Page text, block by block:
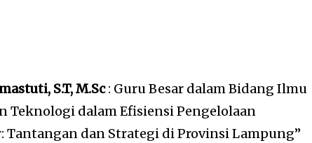
S.T, M.Sc: Guru Besar dalam Bidang Ilmu
Teknologi dalam Efisiensi Pengelolaan
dan Strategi di Provinsi Lampung”